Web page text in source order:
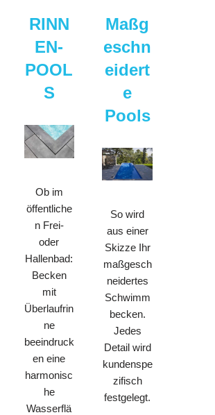
RINN
EN-
POOL
S
Ob im
öffentliche
n Frei-
oder
Hallenbad:
Becken
mit
Überlaufrin
ne
beeindruck
en eine
harmonisc
he
Wasserflä
Maßg
eschn
eidert
e
Pools
So wird
aus einer
Skizze Ihr
maßgesch
neidertes
Schwimm
becken.
Jedes
Detail wird
kundenspe
zifisch
festgelegt.